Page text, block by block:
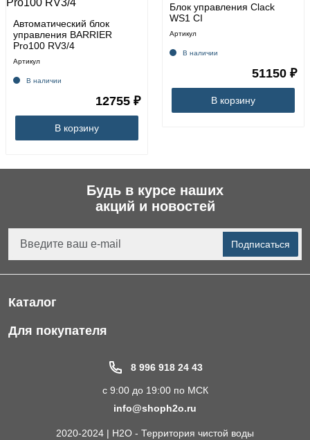
Автоматический блок
управления BARRIER
Pro100 RV3/4
Артикул
В наличии
12755 ₽
В корзину
Блок управления Clack
WS1 CI
Артикул
В наличии
51150 ₽
В корзину
Будь в курсе наших
акций и новостей
Подписаться
Каталог
Фильтры для питьевой воды
Электрические Обогреватели
Для покупателя
8 996 918 24 43
с 9:00 до 19:00 по МСК
info@shoph2o.ru
2020-2024 | H2O - Территория чистой воды